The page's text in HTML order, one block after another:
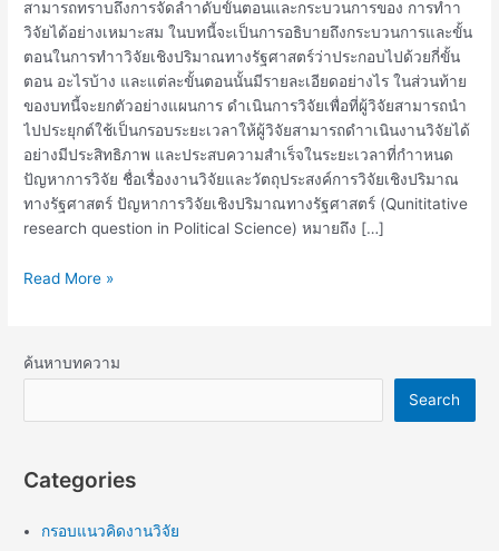
สามารถทราบถึงการจัดลําาดับขั้นตอนและกระบวนการของ การทําา
วิจัยได้อย่างเหมาะสม ในบทนี้จะเป็นการอธิบายถึงกระบวนการและขั้น
ตอนในการทําาวิจัยเชิงปริมาณทางรัฐศาสตร์ว่าประกอบไปด้วยกี่ขั้น
ตอน อะไรบ้าง และแต่ละขั้นตอนนั้นมีรายละเอียดอย่างไร ในส่วนท้าย
ของบทนี้จะยกตัวอย่างแผนการ ดําเนินการวิจัยเพื่อที่ผู้วิจัยสามารถนํา
ไปประยุกต์ใช้เป็นกรอบระยะเวลาให้ผู้วิจัยสามารถดําาเนินงานวิจัยได้
อย่างมีประสิทธิภาพ และประสบความสําเร็จในระยะเวลาที่กําาหนด
ปัญหาการวิจัย ชื่อเรื่องงานวิจัยและวัตถุประสงค์การวิจัยเชิงปริมาณ
ทางรัฐศาสตร์ ปัญหาการวิจัยเชิงปริมาณทางรัฐศาสตร์ (Qunititative
research question in Political Science) หมายถึง […]
Read More »
ค้นหาบทความ
Search
Categories
กรอบแนวคิดงานวิจัย